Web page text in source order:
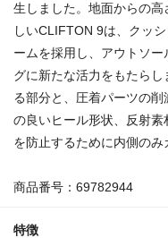
生しました。地面からの
しいCLIFTON 9は、クッ
ームを採用し、アウトソ
グに新たな活力をもたら
る部分と、圧着パーツの
の良いヒール形状、反射
を防止するために内側のみ
商品番号：69782944
特徴